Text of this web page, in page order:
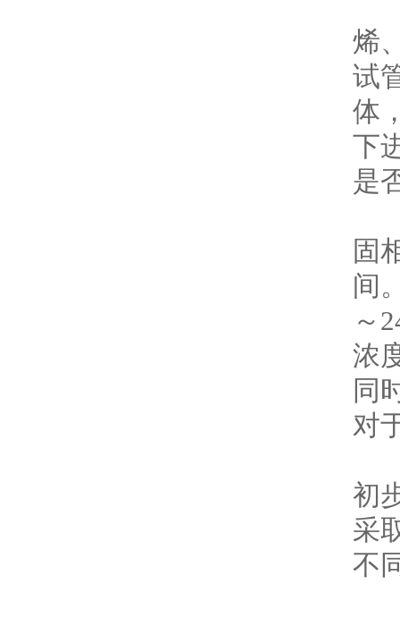
烯
试
体
下
是
固
间
～
浓
同
对
初
采
不